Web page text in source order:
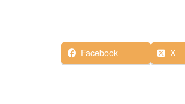
Facebook X